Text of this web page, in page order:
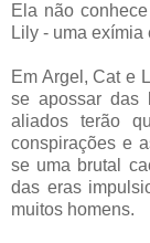
Ela não
Lily - uma
Em Argel, Cat e
se apossar das
aliados terão
conspirações e
se uma brutal
das eras
muitos homens.